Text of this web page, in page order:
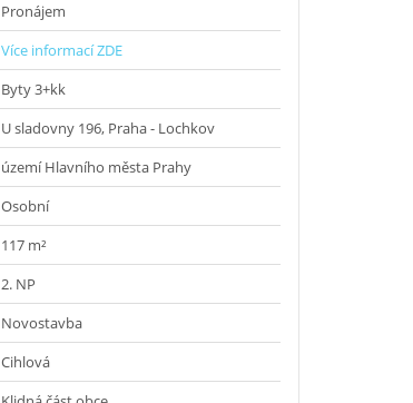
Pronájem
Více informací ZDE
Byty 3+kk
U sladovny 196, Praha - Lochkov
území Hlavního města Prahy
Osobní
117 m²
2. NP
Novostavba
Cihlová